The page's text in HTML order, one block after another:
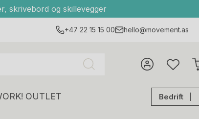
skrivebord og skillevegger
+47 22 15 15 00 hello@movement.as
OUTLET Bedrift